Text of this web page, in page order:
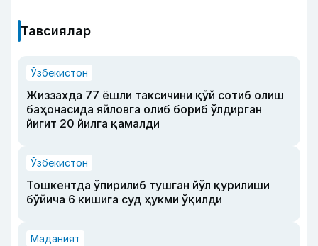
Тавсиялар
Ўзбекистон
Жиззахда 77 ёшли таксичини қўй сотиб олиш
баҳонасида яйловга олиб бориб ўлдирган
йигит 20 йилга қамалди
Ўзбекистон
Тошкентда ўпирилиб тушган йўл қурилиши
бўйича 6 кишига суд ҳукми ўқилди
Маданият